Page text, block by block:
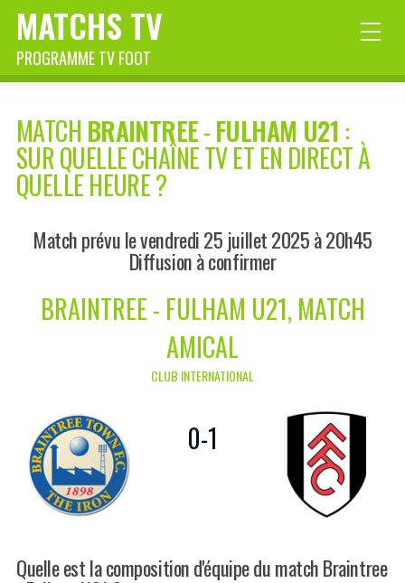
MATCHS TV
PROGRAMME TV FOOT
MATCH BRAINTREE-FULHAM U21 :
SUR QUELLE CHAÎNE TV ET EN DIRECT À
QUELLE HEURE ?
Match prévu le vendredi 25 juillet 2025 à 20h45
Diffusion à confirmer
BRAINTREE - FULHAM U21, MATCH
AMICAL
CLUB INTERNATIONAL
0-1
Quelle est la composition d'équipe du match Braintree